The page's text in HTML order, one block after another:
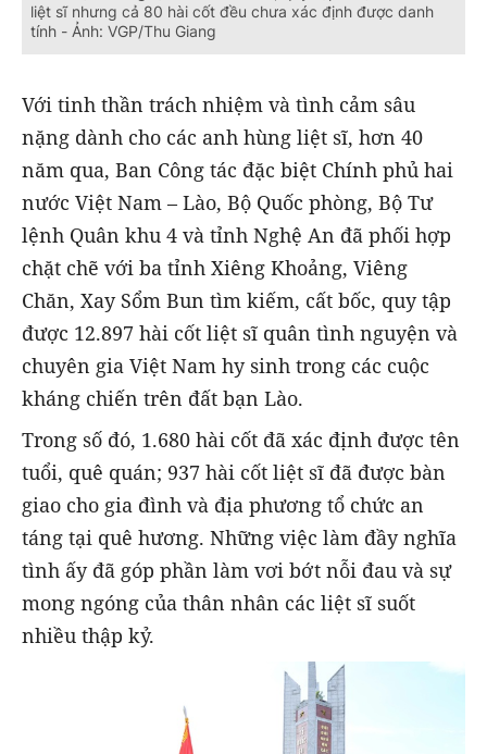
liệt sĩ nhưng cả 80 hài cốt đều chưa xác định được danh
tính - Ảnh: VGP/Thu Giang
Với tinh thần trách nhiệm và tình cảm sâu
nặng dành cho các anh hùng liệt sĩ, hơn 40
năm qua, Ban Công tác đặc biệt Chính phủ hai
nước Việt Nam – Lào, Bộ Quốc phòng, Bộ Tư
lệnh Quân khu 4 và tỉnh Nghệ An đã phối hợp
chặt chẽ với ba tỉnh Xiêng Khoảng, Viêng
Chăn, Xay Sổm Bun tìm kiếm, cất bốc, quy tập
được 12.897 hài cốt liệt sĩ quân tình nguyện và
chuyên gia Việt Nam hy sinh trong các cuộc
kháng chiến trên đất bạn Lào.
Trong số đó, 1.680 hài cốt đã xác định được tên
tuổi, quê quán; 937 hài cốt liệt sĩ đã được bàn
giao cho gia đình và địa phương tổ chức an
táng tại quê hương. Những việc làm đầy nghĩa
tình ấy đã góp phần làm vơi bớt nỗi đau và sự
mong ngóng của thân nhân các liệt sĩ suốt
nhiều thập kỷ.